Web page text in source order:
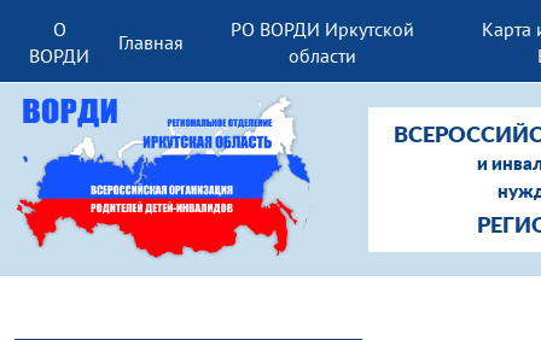
О
ВОРДИ
Главная
РО ВОРДИ Иркутской
области
Карта
и